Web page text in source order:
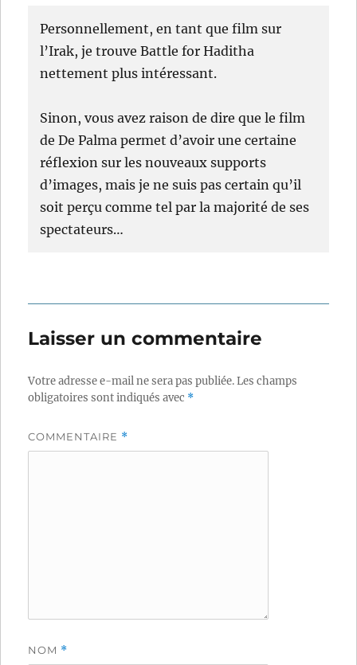
Personnellement, en tant que film sur
l’Irak, je trouve Battle for Haditha
nettement plus intéressant.
Sinon, vous avez raison de dire que le film
de De Palma permet d’avoir une certaine
réflexion sur les nouveaux supports
d’images, mais je ne suis pas certain qu’il
soit perçu comme tel par la majorité de ses
spectateurs…
Laisser un commentaire
Votre adresse e-mail ne sera pas publiée.Les champs
obligatoires sont indiqués avec *
COMMENTAIRE *
NOM *